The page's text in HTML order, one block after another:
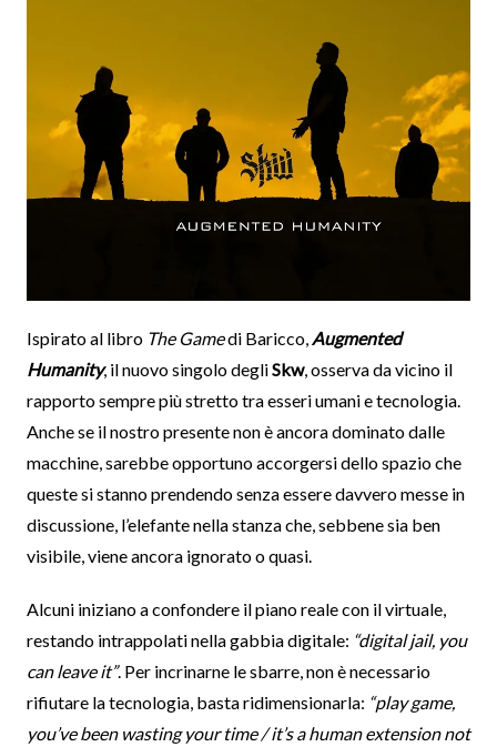
Ispirato al libro The Gamedi Baricco,Augmented
Humanity, il nuovo singolo degliSkw, osserva da vicino il
rapporto sempre più stretto tra esseri umani e tecnologia.
Anche se il nostro presente non è ancora dominato dalle
macchine, sarebbe opportuno accorgersi dello spazio che
queste si stanno prendendo senza essere davvero messe in
discussione, l’elefante nella stanza che, sebbene sia ben
visibile, viene ancora ignorato o quasi.
Alcuni iniziano a confondere il piano reale con il virtuale,
restando intrappolati nella gabbia digitale: “digital jail, you
can leave it”. Per incrinarne le sbarre, non è necessario
rifiutare la tecnologia, basta ridimensionarla: “play game,
you’ve been wasting your time / it’s a human extension not